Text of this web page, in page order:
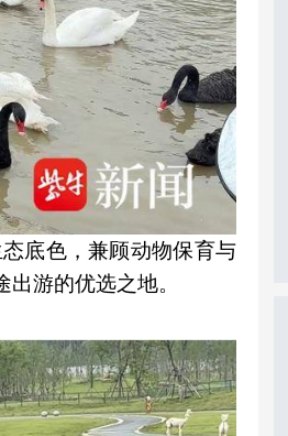
底色，兼顾动物保育与
游的优选之地。